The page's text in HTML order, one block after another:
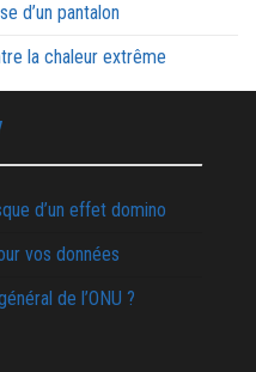
d’un pantalon
la chaleur extrême
d’un effet domino
vos données
de l’ONU ?